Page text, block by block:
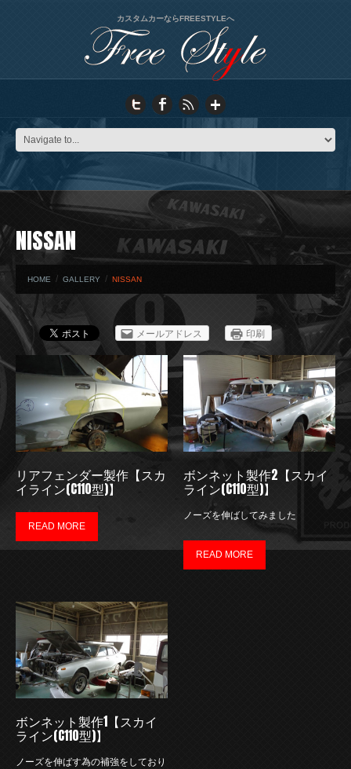
カスタムカーならFREESTYLEへ
NISSAN
HOME GALLERY NISSAN
メールアドレス 印刷
リアフェンダー製作【スカ
イライン(C110型)】
READ MORE
ボンネット製作2【スカイ
ライン(C110型)】
ノーズを伸ばしてみました
READ MORE
ボンネット製作1【スカイ
ライン(C110型)】
ノーズを伸ばす為の補強をしており